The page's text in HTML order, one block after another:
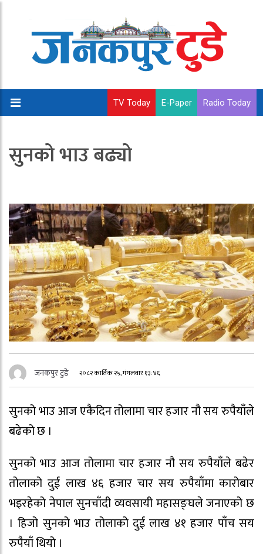
TV Today E-Paper Radio Today
सुनको भाउ बढ्यो
जनकपुर टुडे २०८२ कार्तिक २५, मंगलवार १३:४६
सुनको भाउ आज एकैदिन तोलामा चार हजार नौ सय रुपैयाँले
बढेको छ ।
सुनको भाउ आज तोलामा चार हजार नौ सय रुपैयाँले बढेर
तोलाको दुई लाख ४६ हजार चार सय रुपैयाँमा कारोबार
भइरहेको नेपाल सुनचाँदी व्यवसायी महासङ्घले जनाएको छ
। हिजो सुनको भाउ तोलाको दुई लाख ४१ हजार पाँच सय
रुपैयाँ थियो ।